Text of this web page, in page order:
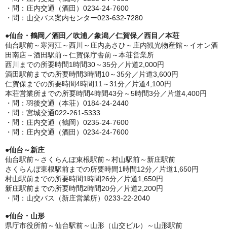
・問：庄内交通（酒田）0234-24-7600
・問：山交バス案内センター023-632-7280
●仙台・鶴岡／酒田／吹浦／象潟／仁賀保／西目／本荘
仙台駅前～寒河江～西川～庄内あさひ～庄内観光物産館～イオン酒
田南店～酒田駅前～仁賀保庁舎前～本荘営業所
西川までの所要時間1時間30～35分／片道2,000円
酒田駅前までの所要時間3時間10～35分／片道3,600円
仁賀保までの所要時間4時間11～31分／片道4,100円
本荘営業所までの所要時間4時間43分～5時間3分／片道4,400円
・問：羽後交通（本荘）0184-24-2440
・問：宮城交通022-261-5333
・問：庄内交通（鶴岡）0235-24-7600
・問：庄内交通（酒田）0234-24-7600
●仙台～新庄
仙台駅前～さくらんぼ東根駅前～村山駅前～新庄駅前
さくらんぼ東根駅前までの所要時間1時間12分／片道1,650円
村山駅前までの所要時間1時間26分／片道1,650円
新庄駅前までの所要時間2時間20分／片道2,200円
・問：山交バス（新庄営業所）0233-22-2040
●仙台・山形
県庁市役所前～仙台駅前～山形（山交ビル）～山形駅前